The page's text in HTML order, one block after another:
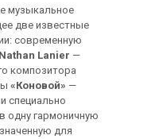
музыкальное
две известные
современную
Nathan Lanier —
композитора
«Коновой» —
специально
одну гармоничную
для